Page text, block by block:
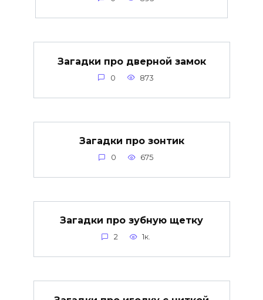
Загадки про дверной замок
0 873
Загадки про зонтик
0 675
Загадки про зубную щетку
2 1к.